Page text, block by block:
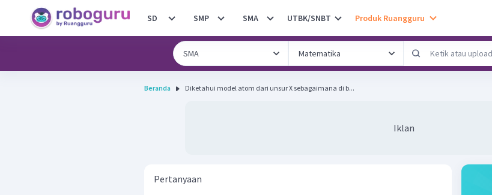
SD SMP SMA UTBK/SNBT Produk Ruangguru
Beranda Diketahui model atom dari unsur X sebagaimana di b...
Iklan
Pertanyaan